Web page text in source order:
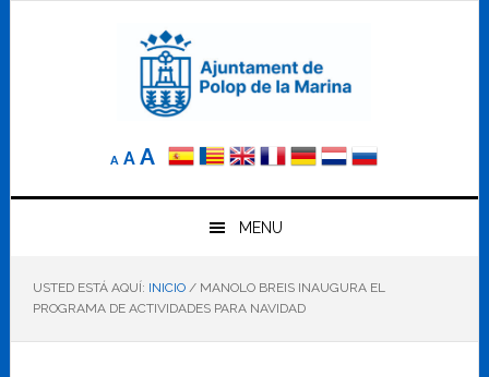
A
Reducir
elA Tamaño
AAumentar
el
tamaño
letra
MENU
USTED ESTÁ AQUÍ: INICIO /MANOLO BREIS INAUGURA EL
PROGRAMA DE ACTIVIDADES PARA NAVIDAD